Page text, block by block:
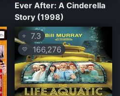
Ever After: A Cinderella
Story (1998)
⭐ 7.3
💛 166,276